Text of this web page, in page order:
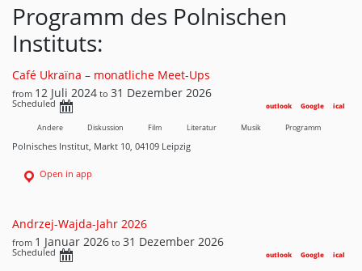
Programm des Polnischen
Instituts:
Café Ukraїna – monatliche Meet-Ups
from 12 Juli 2024 to 31 Dezember 2026
Scheduled ical
Google
outlook
Andere Diskussion Film Literatur Musik Programm
Polnisches Institut, Markt 10, 04109 Leipzig
Open in app
Andrzej-Wajda-Jahr 2026
from 1 Januar 2026 to 31 Dezember 2026
Scheduled ical
Google
outlook